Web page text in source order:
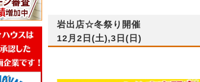
岩出店☆冬祭り開催
12月2日(土),3日(日)